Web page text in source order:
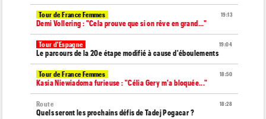
19:13
Tour de France Femmes
Demi Vollering : "Cela prouve que si on rêve en grand..."
19:04
Tour d'Espagne
Le parcours de la 20e étape modifié à cause d'éboulements
18:50
Tour de France Femmes
Kasia Niewiadoma furieuse : "Célia Gery m'a bloquée..."
18:28
Route
Quels seront les prochains défis de Tadej Pogacar ?